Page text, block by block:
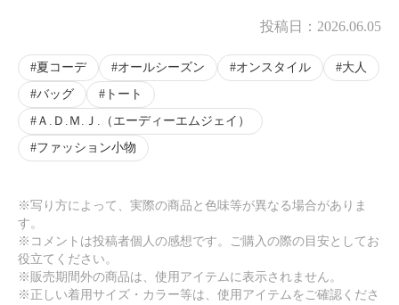
投稿日： 2026.06.05
夏コーデ オールシーズン オンスタイル
大人
バッグ
トート
Ａ.Ｄ.Ｍ.Ｊ.（エーディーエムジェイ）
ファッション小物
※写り方によって、実際の商品と色味等が異なる場合がありま
す。
※コメントは投稿者個人の感想です。ご購入の際の目安としてお
役立てください。
※販売期間外の商品は、使用アイテムに表示されません。
※正しい着用サイズ・カラー等は、使用アイテムをご確認くださ